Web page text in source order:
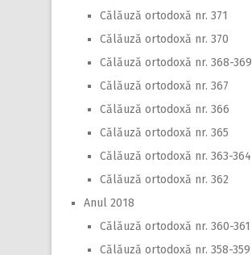
Călăuză ortodoxă nr. 371
Călăuză ortodoxă nr. 370
Călăuză ortodoxă nr. 368-369
Călăuză ortodoxă nr. 367
Călăuză ortodoxă nr. 366
Călăuză ortodoxă nr. 365
Călăuză ortodoxă nr. 363-364
Călăuză ortodoxă nr. 362
Anul 2018
Călăuză ortodoxă nr. 360-361
Călăuză ortodoxă nr. 358-359